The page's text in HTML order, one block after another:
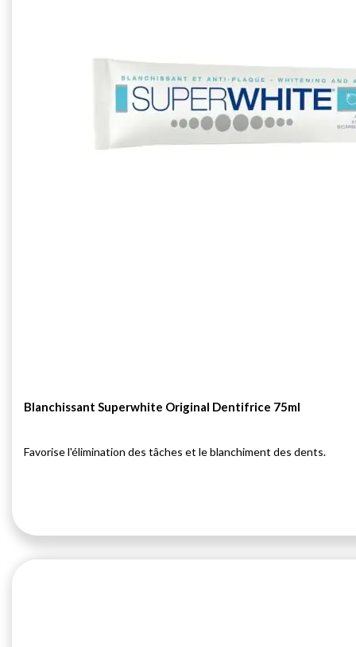
Blanchissant Superwhite Original Dentifrice 75ml
Favorise l'élimination des tâches et le blanchiment des dents.